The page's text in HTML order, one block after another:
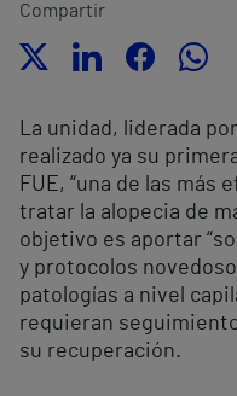
Compartir
La unidad, liderada
realizado ya su
FUE, “una de las más
tratar la alopecia de
objetivo es aportar
y protocolos
patologías a nivel
requieran
su recuperación.